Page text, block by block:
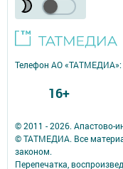
© 2011 - 2026. Апастово-
© ТАТМЕДИА. Все
законом.
Перепечатка,
Телефон АО «ТАТМЕДИА»:
16+